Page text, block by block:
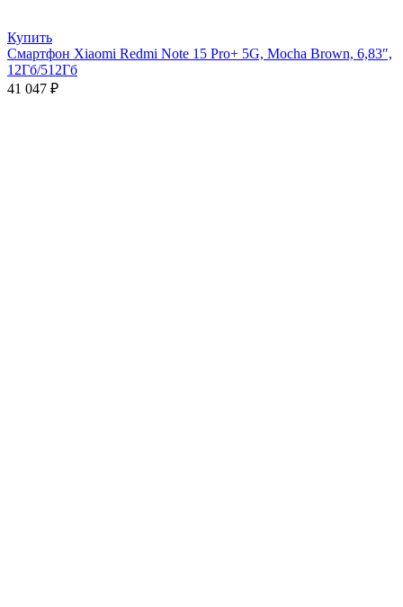
Купить
Смартфон Xiaomi Redmi Note 15 Pro+ 5G, Mocha Brown, 6,83″,
12Гб/512Гб
41 047 ₽